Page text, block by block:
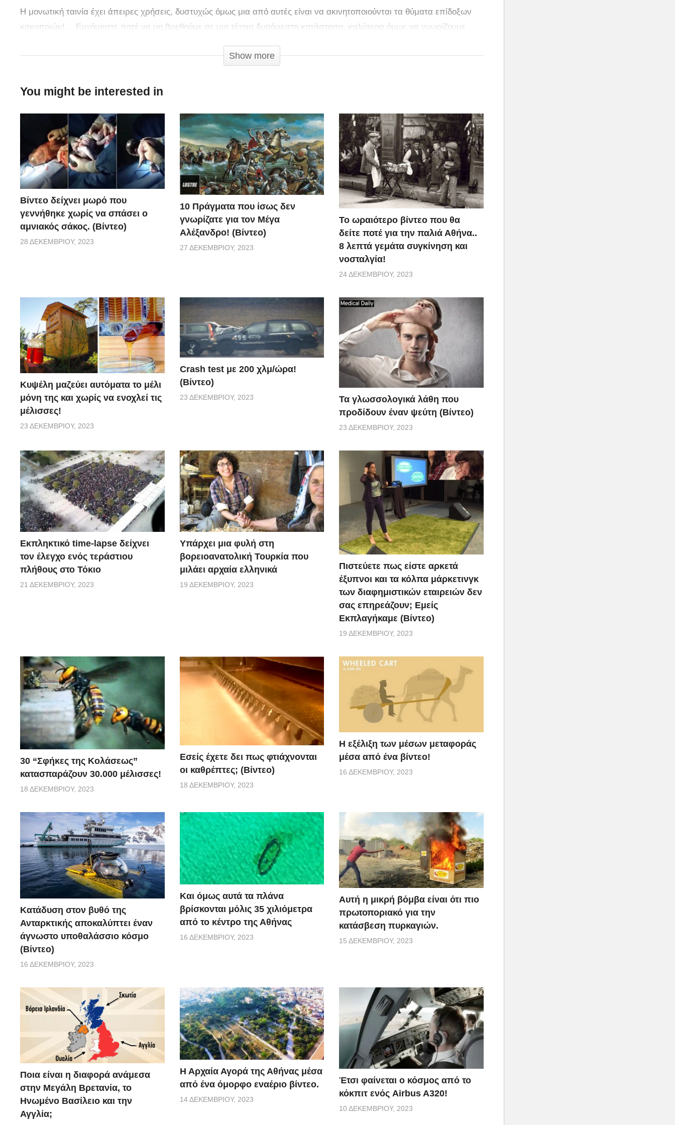
Η μονωτική ταινία έχει άπειρες χρήσεις, δυστυχώς όμως μια από αυτές είναι να ακινητοποιούνται τα θύματα επίδοξων
κακοποιών!… Ευχόμαστε ποτέ να μη βρεθούμε σε μια τέτοια δυσάρεστη κατάσταση, καλύτερα όμως να γνωρίζουμε
Show more
You might be interested in
Βίντεο δείχνει μωρό που
γεννήθηκε χωρίς να σπάσει ο
αμνιακός σάκος. (Βίντεο)
28 ΔΕΚΕΜΒΡΊΟΥ, 2023
10 Πράγματα που ίσως δεν
γνωρίζατε για τον Μέγα
Αλέξανδρο! (Βίντεο)
27 ΔΕΚΕΜΒΡΊΟΥ, 2023
Το ωραιότερο βίντεο που θα
δείτε ποτέ για την παλιά Αθήνα..
8 λεπτά γεμάτα συγκίνηση και
νοσταλγία!
24 ΔΕΚΕΜΒΡΊΟΥ, 2023
Κυψέλη μαζεύει αυτόματα το μέλι
μόνη της και χωρίς να ενοχλεί τις
μέλισσες!
23 ΔΕΚΕΜΒΡΊΟΥ, 2023
Crash test με 200 χλμ/ώρα!
(Βίντεο)
23 ΔΕΚΕΜΒΡΊΟΥ, 2023
Τα γλωσσολογικά λάθη που
προδίδουν έναν ψεύτη (Βίντεο)
23 ΔΕΚΕΜΒΡΊΟΥ, 2023
Εκπληκτικό time-lapse δείχνει
τον έλεγχο ενός τεράστιου
πλήθους στο Τόκιο
21 ΔΕΚΕΜΒΡΊΟΥ, 2023
Υπάρχει μια φυλή στη
βορειοανατολική Τουρκία που
μιλάει αρχαία ελληνικά
19 ΔΕΚΕΜΒΡΊΟΥ, 2023
Πιστεύετε πως είστε αρκετά
έξυπνοι και τα κόλπα μάρκετινγκ
των διαφημιστικών εταιρειών δεν
σας επηρεάζουν; Εμείς
Εκπλαγήκαμε (Βίντεο)
19 ΔΕΚΕΜΒΡΊΟΥ, 2023
30 “Σφήκες της Κολάσεως”
κατασπαράζουν 30.000 μέλισσες!
18 ΔΕΚΕΜΒΡΊΟΥ, 2023
Εσείς έχετε δει πως φτιάχνονται
οι καθρέπτες; (Βίντεο)
18 ΔΕΚΕΜΒΡΊΟΥ, 2023
Η εξέλιξη των μέσων μεταφοράς
μέσα από ένα βίντεο!
16 ΔΕΚΕΜΒΡΊΟΥ, 2023
Κατάδυση στον βυθό της
Ανταρκτικής αποκαλύπτει έναν
άγνωστο υποθαλάσσιο κόσμο
(Βίντεο)
16 ΔΕΚΕΜΒΡΊΟΥ, 2023
Και όμως αυτά τα πλάνα
βρίσκονται μόλις 35 χιλιόμετρα
από το κέντρο της Αθήνας
16 ΔΕΚΕΜΒΡΊΟΥ, 2023
Αυτή η μικρή βόμβα είναι ότι πιο
πρωτοποριακό για την
κατάσβεση πυρκαγιών.
15 ΔΕΚΕΜΒΡΊΟΥ, 2023
Ποια είναι η διαφορά ανάμεσα
στην Μεγάλη Βρετανία, το
Ηνωμένο Βασίλειο και την
Αγγλία;
Η Αρχαία Αγορά της Αθήνας μέσα
από ένα όμορφο εναέριο βίντεο.
14 ΔΕΚΕΜΒΡΊΟΥ, 2023
Έτσι φαίνεται ο κόσμος από το
κόκπιτ ενός Airbus A320!
10 ΔΕΚΕΜΒΡΊΟΥ, 2023